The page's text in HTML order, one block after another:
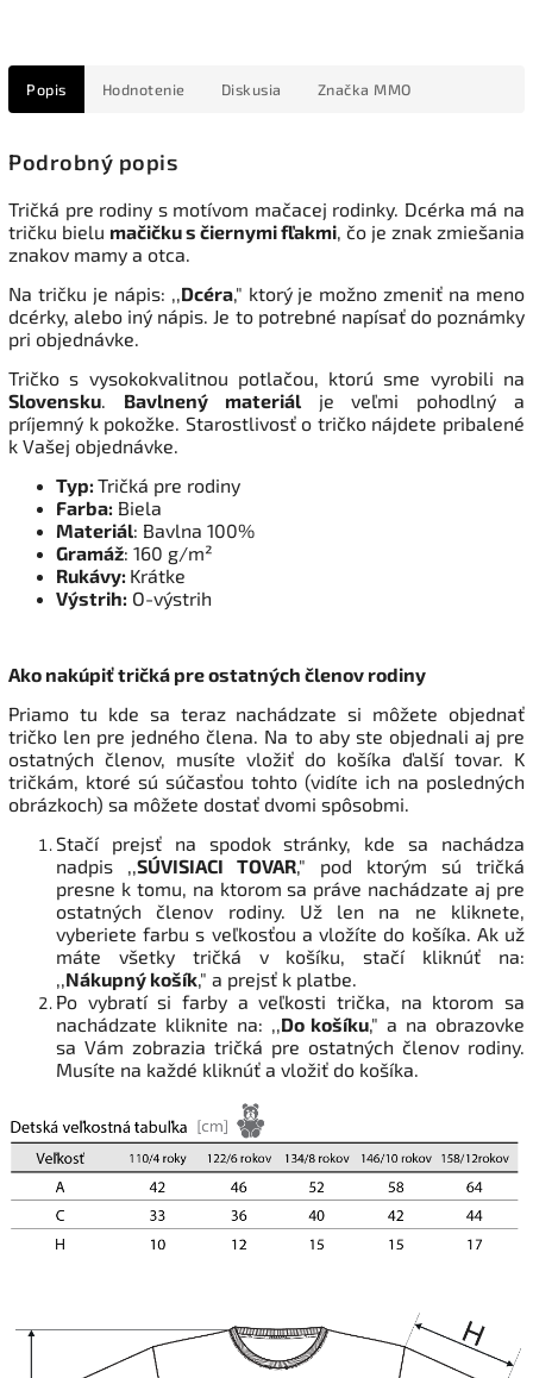
Popis Hodnotenie Diskusia Značka MMO
Podrobný popis
Tričká pre rodiny s motívom mačacej rodinky. Dcérka má na
tričku bielu mačičku s čiernymi fľakmi , čo je znak zmiešania
znakov mamy a otca.
Na tričku je nápis: ,, Dcéra," ktorý je možno zmeniť na meno
dcérky, alebo iný nápis. Je to potrebné napísať do poznámky
pri objednávke.
Tričko s vysokokvalitnou potlačou, ktorú sme vyrobili na
Slovensku
Bavlnený materiál je veľmi pohodlný a
príjemný k pokožke. Starostlivosť o tričko nájdete pribalené
k Vašej objednávke.
Typ: Tričká pre rodiny
Farba: Biela
Materiál: Bavlna 100%
Gramáž: 160 g/m²
Rukávy: Krátke
Výstrih: O-výstrih
Ako nakúpiť tričká pre ostatných členov rodiny
Priamo tu kde sa teraz nachádzate si môžete objednať
tričko len pre jedného člena. Na to aby ste objednali aj pre
ostatných členov, musíte vložiť do košíka ďalší tovar. K
tričkám, ktoré sú súčasťou tohto (vidíte ich na posledných
obrázkoch) sa môžete dostať dvomi spôsobmi.
Stačí prejsť na spodok stránky, kde sa nachádza
nadpis ,, SÚVISIACI TOVAR," pod ktorým sú tričká
presne k tomu, na ktorom sa práve nachádzate aj pre
ostatných členov rodiny. Už len na ne kliknete,
vyberiete farbu s veľkosťou a vložíte do košíka. Ak už
máte všetky tričká v košíku, stačí kliknúť na:
Nákupný košík," a prejsť k platbe.
Po vybratí si farby a veľkosti trička, na ktorom sa
nachádzate kliknite na: ,, Do košíku," a na obrazovke
sa Vám zobrazia tričká pre ostatných členov rodiny.
Musíte na každé kliknúť a vložiť do košíka.